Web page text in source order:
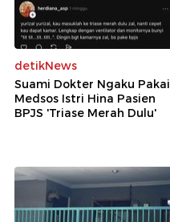
detikNews
Suami Dokter Ngaku Pakai
Medsos Istri Hina Pasien
BPJS 'Triase Merah Dulu'